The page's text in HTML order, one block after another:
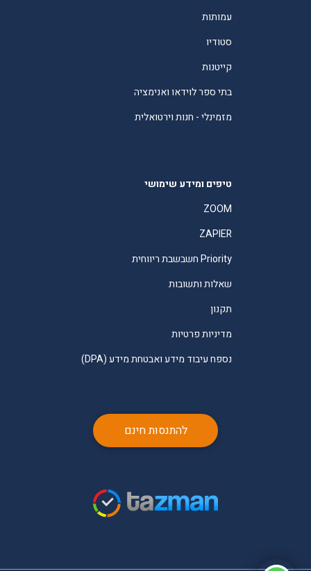
עמותות
סטודיו
קייטנות
בתי ספר לוידאו ואנימציה
מזמינלי - חנות וירטואלית
טיפים ומידע שימושי
ZOOM
ZAPIER
Priority חשבשבת ריווחית
שאלות ותשובות
תקנון
מדיניות פרטיות
נספח עיבוד מידע ואבטחת מידע (DPA)
להתנסות חינם